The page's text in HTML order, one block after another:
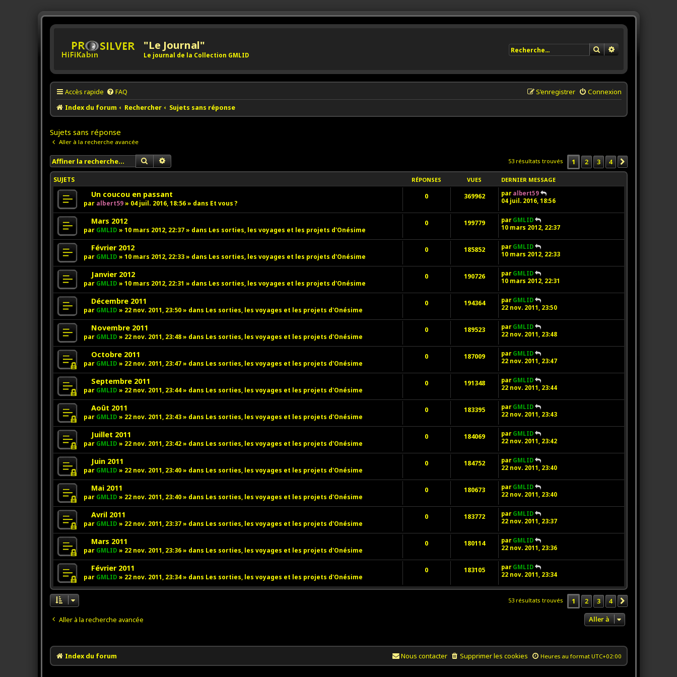
"Le Journal"
Le journal de la Collection GMLID
RechercherRecherche avancée
Accès rapide FAQ Connexion
S’enregistrer
Index du forum
Rechercher Sujets sans réponse
Sujets sans réponse
Aller à la recherche avancée
Rechercher 53 résultats trouvés 1 2 3 4
SUJETS RÉPONSES VUES DERNIER MESSAGE
N
o
v
e
u
m
e
s
s
a
g
e
Un coucou en passant
par albert59» 04 juil. 2016, 18:56» dans Et vous ?
0 369962 par albert59
04 juil. 2016, 18:56
N
o
v
e
u
m
e
s
s
a
g
e
Mars 2012
par GMLID » 10 mars 2012, 22:37» dans Les sorties, les voyages et les projets d'Onésime
0 199779 par GMLID
10 mars 2012, 22:37
N
o
v
e
u
m
e
s
s
a
g
e
Février 2012
par GMLID » 10 mars 2012, 22:33» dans Les sorties, les voyages et les projets d'Onésime
0 185852 par GMLID
10 mars 2012, 22:33
N
o
v
e
u
m
e
s
s
a
g
e
Janvier 2012
par GMLID » 10 mars 2012, 22:31 » dans Les sorties, les voyages et les projets d'Onésime
0 190726 par GMLID
10 mars 2012, 22:31
N
o
v
e
u
m
e
s
s
a
g
e
Décembre 2011
par GMLID » 22 nov. 2011, 23:50» dans Les sorties, les voyages et les projets d'Onésime
0 194364 par GMLID
22 nov. 2011, 23:50
N
o
v
e
u
m
e
s
s
a
g
e
Novembre 2011
par GMLID » 22 nov. 2011, 23:48» dans Les sorties, les voyages et les projets d'Onésime
0 189523 par GMLID
22 nov. 2011, 23:48
N
o
v
e
u
m
e
s
s
a
g
e
Octobre 2011
par GMLID » 22 nov. 2011, 23:47» dans Les sorties, les voyages et les projets d'Onésime
0 187009 par GMLID
22 nov. 2011, 23:47
N
o
v
e
u
m
e
s
s
a
g
e
Septembre 2011
par GMLID » 22 nov. 2011, 23:44» dans Les sorties, les voyages et les projets d'Onésime
0 191348 par GMLID
22 nov. 2011, 23:44
N
o
v
e
u
m
e
s
s
a
g
e
Août 2011
par GMLID » 22 nov. 2011, 23:43» dans Les sorties, les voyages et les projets d'Onésime
0 183395 par GMLID
22 nov. 2011, 23:43
N
o
v
e
u
m
e
s
s
a
g
e
Juillet 2011
par GMLID » 22 nov. 2011, 23:42» dans Les sorties, les voyages et les projets d'Onésime
0 184069 par GMLID
22 nov. 2011, 23:42
N
o
v
e
u
m
e
s
s
a
g
e
Juin 2011
par GMLID » 22 nov. 2011, 23:40» dans Les sorties, les voyages et les projets d'Onésime
0 184752 par GMLID
22 nov. 2011, 23:40
N
o
v
e
u
m
e
s
s
a
g
Mai 2011
par GMLID » 22 nov. 2011, 23:40» dans Les sorties, les voyages et les projets d'Onésime
0 180673 par GMLID
22 nov. 2011, 23:40
N
o
v
e
u
m
e
s
e
Avril 2011
par GMLID » 22 nov. 2011, 23:37» dans Les sorties, les voyages et les projets d'Onésime
0 183772 par GMLID
22 nov. 2011, 23:37
N
o
v
e
u
s
e
Mars 2011
par GMLID » 22 nov. 2011, 23:36» dans Les sorties, les voyages et les projets d'Onésime
0 180114 par GMLID
22 nov. 2011, 23:36
N
o
v
u
s
s
a
Février 2011
par GMLID » 22 nov. 2011, 23:34» dans Les sorties, les voyages et les projets d'Onésime
0 183105 par GMLID
22 nov. 2011, 23:34
53 résultats trouvés 1 2 3 4
Aller à la recherche avancée
Aller à
Index du forum Heures au format UTC+02:00
Supprimer les cookies
Nous contacter